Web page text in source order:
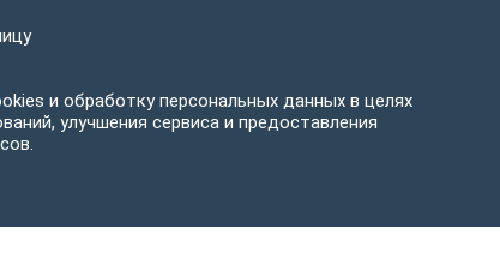
и обработку персональных данных в целях
улучшения сервиса и предоставления